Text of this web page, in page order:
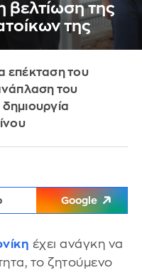
βελτίωση της
της
επέκταση του
του
Google
έχει ανάγκη να
το ζητούμενο